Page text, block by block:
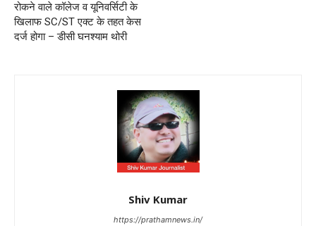
रोकने वाले कॉलेज व यूनिवर्सिटी के
खिलाफ SC/ST एक्ट के तहत केस
दर्ज होगा – डीसी घनश्याम थोरी
Shiv Kumar
https://prathamnews.in/